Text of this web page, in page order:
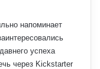
напоминает
успеха
через Kickstarter